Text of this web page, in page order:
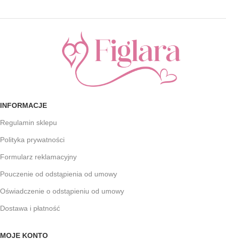
INFORMACJE
Regulamin sklepu
Polityka prywatności
Formularz reklamacyjny
Pouczenie od odstąpienia od umowy
Oświadczenie o odstąpieniu od umowy
Dostawa i płatność
MOJE KONTO